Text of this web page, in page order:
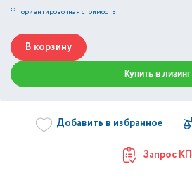
* ориентировочная стоимость
В корзину
Купить в лизинг
Добавить в избранное
Запрос КП